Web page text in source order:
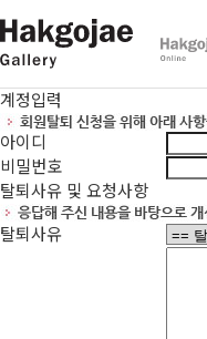
계정입력
아이디
비밀번호
탈퇴사유 및 요청사항
탈퇴사유